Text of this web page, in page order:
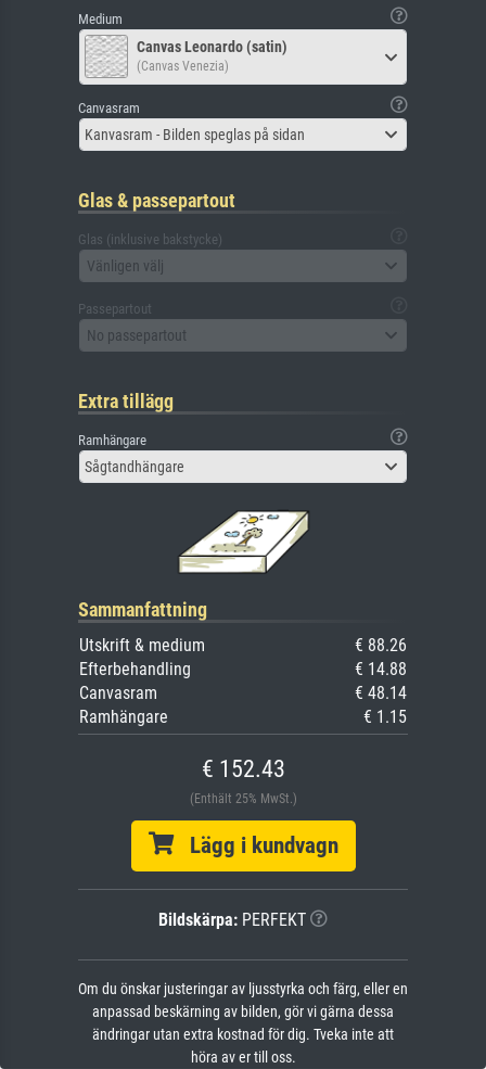
Medium
Canvas Leonardo (satin)
(Canvas Venezia)
Canvasram
Kanvasram - Bilden speglas på sidan
Glas & passepartout
Glas (inklusive bakstycke)
Vänligen välj
Passepartout
No passepartout
Extra tillägg
Ramhängare
Sågtandhängare
Sammanfattning
Utskrift & medium
€ 88.26
Efterbehandling
€ 14.88
Canvasram
€ 48.14
Ramhängare
€ 1.15
€ 152.43
(Enthält 25% MwSt.)
Lägg i kundvagn
Bildskärpa: PERFEKT
Om du önskar justeringar av ljusstyrka och färg, eller en
anpassad beskärning av bilden, gör vi gärna dessa
ändringar utan extra kostnad för dig. Tveka inte att
höra av er till oss.